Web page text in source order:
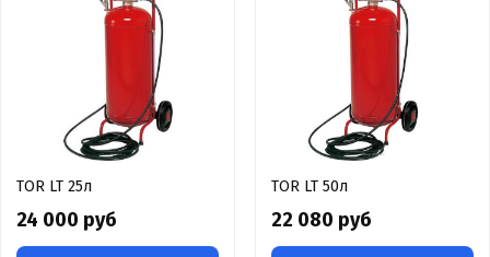
TOR LT 25л
24 000 руб
TOR LT 50л
22 080 руб